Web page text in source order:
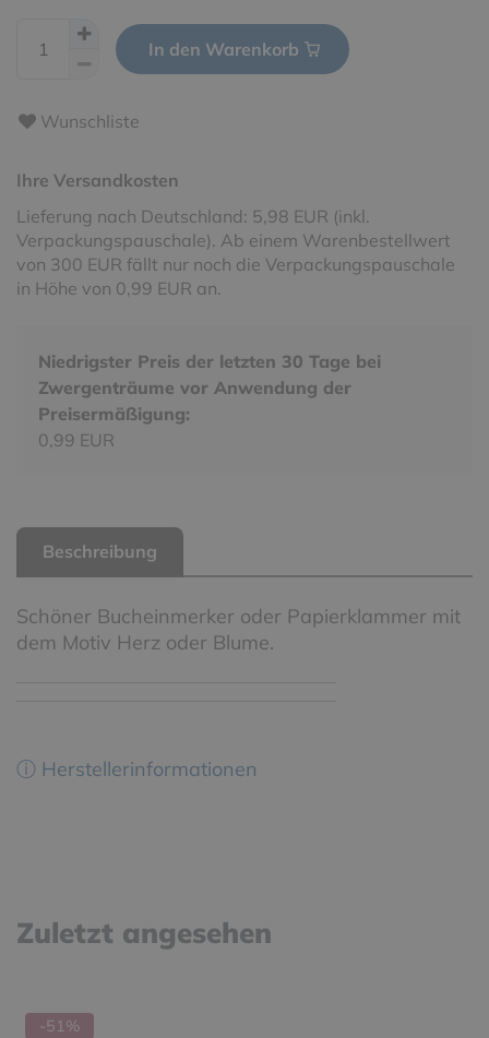
In den Warenkorb
Wunschliste
Ihre Versandkosten
Lieferung nach Deutschland: 5,98 EUR (inkl.
Verpackungspauschale). Ab einem Warenbestellwert
von 300 EUR fällt nur noch die Verpackungspauschale
in Höhe von 0,99 EUR an.
Niedrigster Preis der letzten 30 Tage bei
Zwergenträume vor Anwendung der
Preisermäßigung:
0,99 EUR
Beschreibung
Schöner Bucheinmerker oder Papierklammer mit
dem Motiv Herz oder Blume.
ⓘ Herstellerinformationen
Zuletzt angesehen
-51%